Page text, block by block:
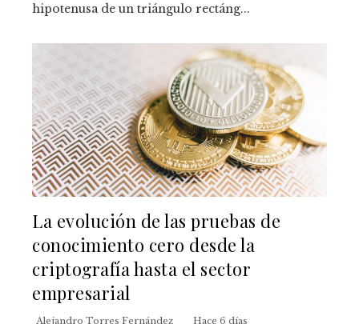
hipotenusa de un triángulo rectáng...
La evolución de las pruebas de
conocimiento cero desde la
criptografía hasta el sector
empresarial
Alejandro Torres Fernández Hace 6 días